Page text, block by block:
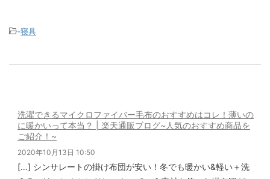
-寝具
洗濯できるマイクロファイバー毛布のおすすめはコレ！薄いの
に暖かいって本当？ | 楽天通販ブログ~人気のおすすめ商品を
ご紹介！~
2020年10月13日 10:50
[…] シンサレートの掛け布団が安い！冬でも暖かい&軽い＋洗